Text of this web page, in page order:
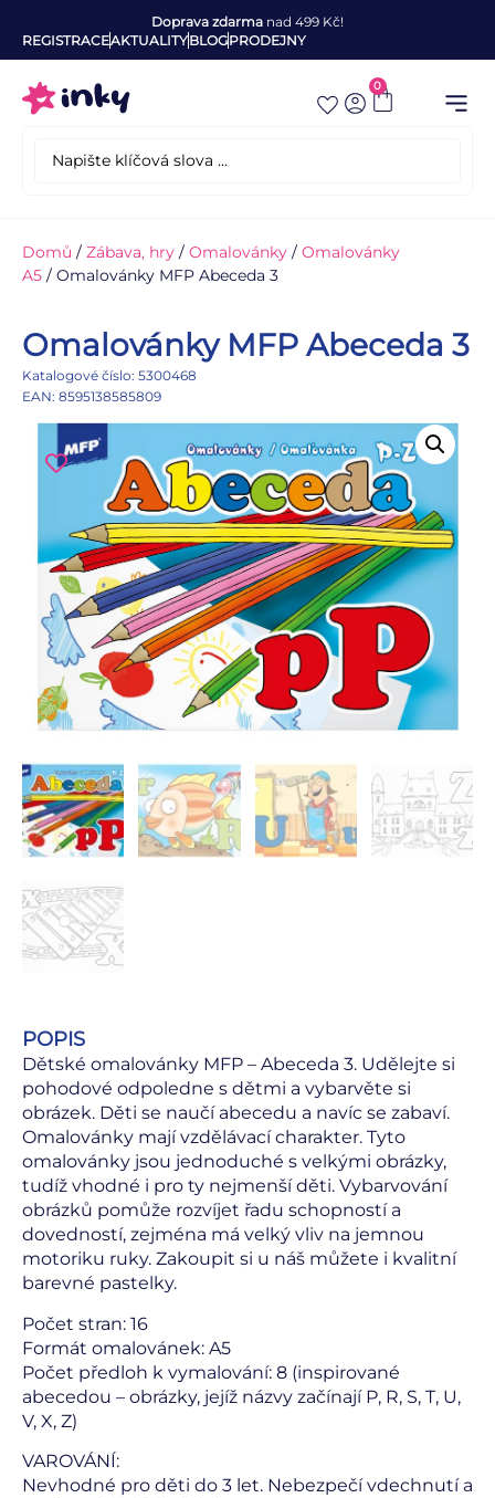
Doprava zdarma nad 499 Kč!
REGISTRACEAKTUALITYBLOGPRODEJNY
0
Domů / Zábava, hry / Omalovánky / Omalovánky
A5 / Omalovánky MFP Abeceda 3
Omalovánky MFP Abeceda 3
Katalogové číslo: 5300468
EAN: 8595138585809
POPIS
Dětské omalovánky MFP – Abeceda 3. Udělejte si
pohodové odpoledne s dětmi a vybarvěte si
obrázek. Děti se naučí abecedu a navíc se zabaví.
Omalovánky mají vzdělávací charakter. Tyto
omalovánky jsou jednoduché s velkými obrázky,
tudíž vhodné i pro ty nejmenší děti. Vybarvování
obrázků pomůže rozvíjet řadu schopností a
dovedností, zejména má velký vliv na jemnou
motoriku ruky. Zakoupit si u náš můžete i kvalitní
barevné pastelky.
Počet stran: 16
Formát omalovánek: A5
Počet předloh k vymalování: 8 (inspirované
abecedou – obrázky, jejíž názvy začínají P, R, S, T, U,
V, X, Z)
VAROVÁNÍ:
Nevhodné pro děti do 3 let. Nebezpečí vdechnutí a